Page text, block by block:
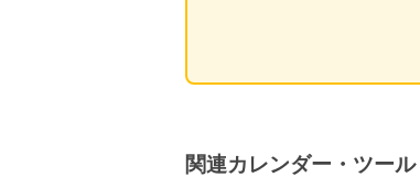
関連カレンダー・ツール